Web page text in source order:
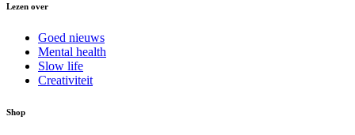
Lezen over
Goed nieuws
Mental health
Slow life
Creativiteit
Shop